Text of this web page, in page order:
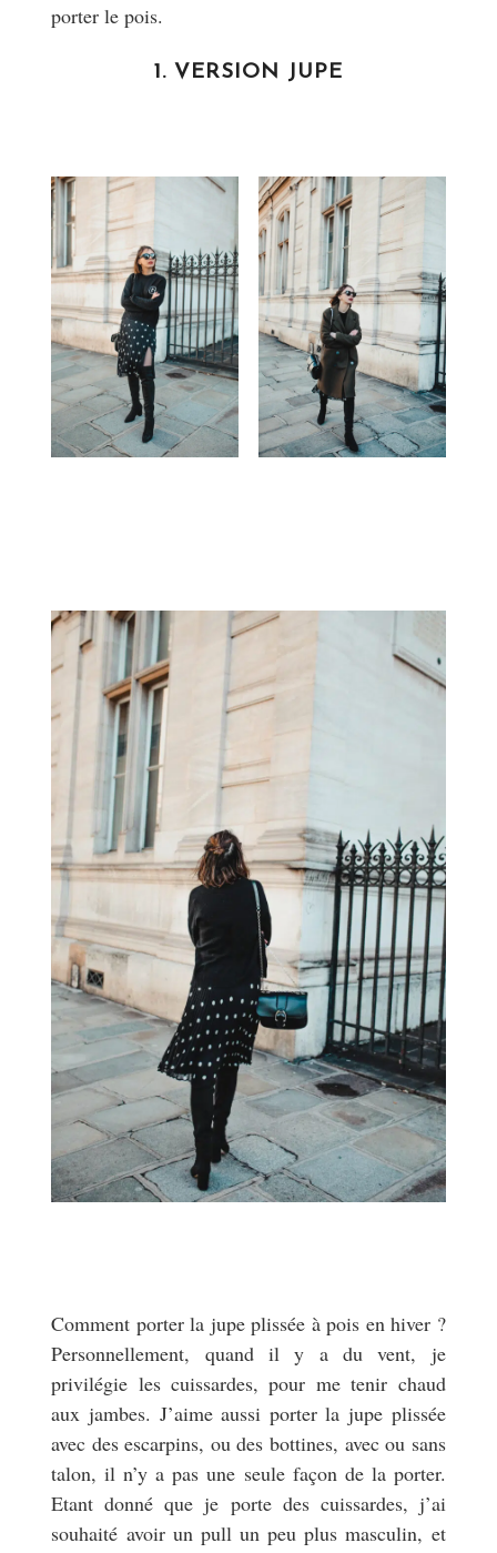
porter le pois.
1. VERSION JUPE
Comment porter la jupe plissée à pois en hiver ?
Personnellement, quand il y a du vent, je
privilégie les cuissardes, pour me tenir chaud
aux jambes. J’aime aussi porter la jupe plissée
avec des escarpins, ou des bottines, avec ou sans
talon, il n’y a pas une seule façon de la porter.
Etant donné que je porte des cuissardes, j’ai
souhaité avoir un pull un peu plus masculin, et